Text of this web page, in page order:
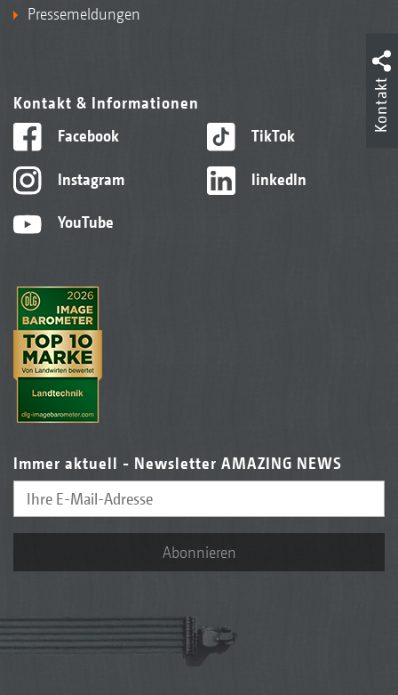
Pressemeldungen
Kontakt & Informationen
Facebook
Instagram
YouTube
TikTok
linkedIn
Immer aktuell - Newsletter AMAZING NEWS
Abonnieren
Kontakt